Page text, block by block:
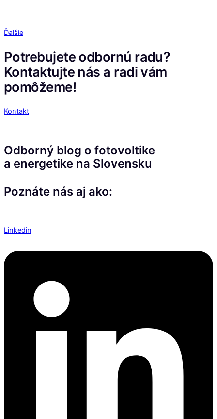
Ďalšie
Potrebujete odbornú radu?
Kontaktujte nás a radi vám
pomôžeme!
Kontakt
Odborný blog o fotovoltike
a energetike na Slovensku
Poznáte nás aj ako:
Linkedin